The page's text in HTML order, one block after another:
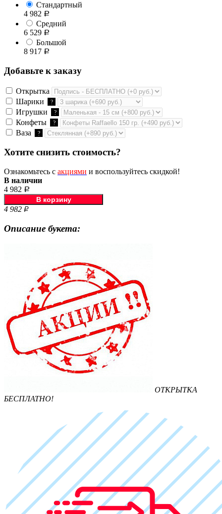
Стандартный
4 982 Р
Средний
6 529 Р
Большой
8 917 Р
Добавьте к заказу
Открытка
Шарики
?
Игрушки ?
Конфеты ?
Ваза ?
Хотите снизить стоимость?
Ознакомьтесь с акциями и воспользуйтесь скидкой!
В наличии
4 982 Р
4 982 Р
Описание букета:
ОТКРЫТКА
БЕСПЛАТНО!